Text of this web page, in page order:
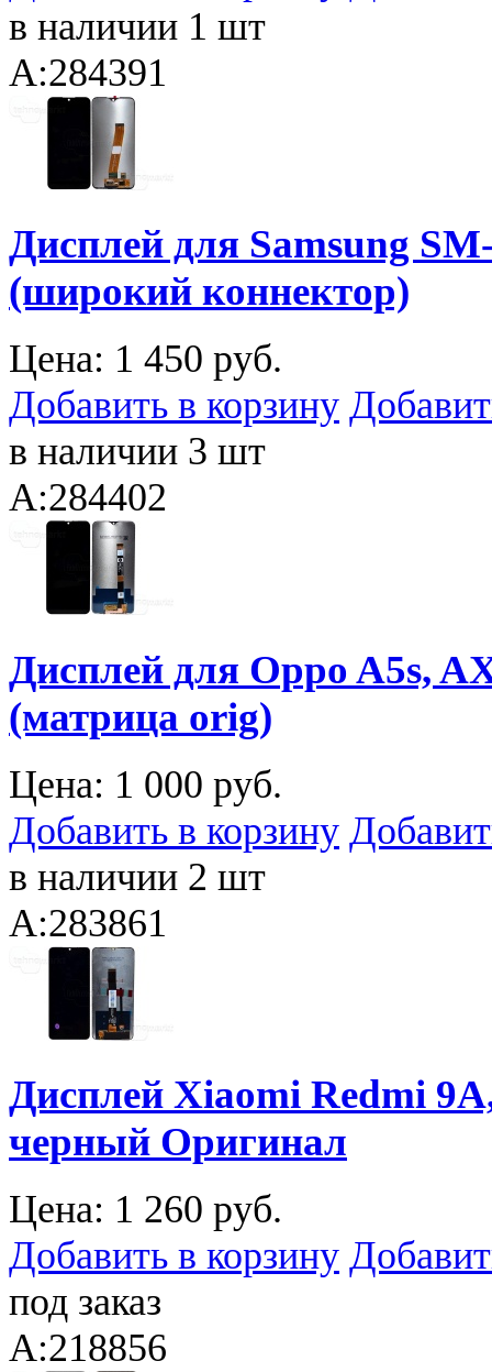
в наличии 1 шт
A:284391
Дисплей для Samsung
(широкий коннектор)
Цена: 1 450 руб.
Добавить в корзину
в наличии 3 шт
A:284402
Дисплей для Oppo A5s,
(матрица orig)
Цена: 1 000 руб.
Добавить в корзину
в наличии 2 шт
A:283861
Дисплей Xiaomi Redmi
черный Оригинал
Цена: 1 260 руб.
Добавить в корзину
под заказ
A:218856